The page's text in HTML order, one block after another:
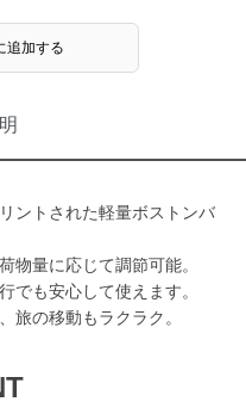
追加する
ントされた軽量ボストンバ
物量に応じて調節可能。
でも安心して使えます。
旅の移動もラクラク。